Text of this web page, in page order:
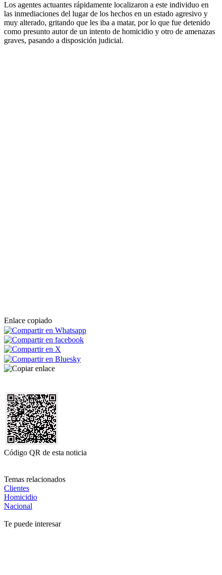
Los agentes actuantes rápidamente localizaron a este individuo en
las inmediaciones del lugar de los hechos en un estado agresivo y
muy alterado, gritando que les iba a matar, por lo que fue detenido
como presunto autor de un intento de homicidio y otro de amenazas
graves, pasando a disposición judicial.
Enlace copiado
Código QR de esta noticia
Temas relacionados
Clientes
Homicidio
Nacional
Te puede interesar